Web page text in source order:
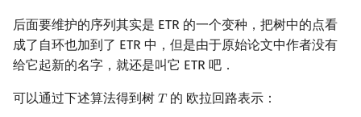
回文树
序列自动机
最小表示法
二次剩余
阶 & 原根
离散对数
概率论
博弈论
数值算法
维护树链信息
例题 「星际探索」
参考资料
欧拉图
哈密顿图
二分图
Kahan 求和
珂朵莉树/颜色段均摊
空间优化简介
后面要维护的序列其实是 ETR 的一个变种，把树中的点看
成了自环也加到了 ETR 中，但是由于原始论文中作者没有
给它起新的名字，就还是叫它 ETR 吧．
可以通过下述算法得到树 𝑇
T 的 欧拉回路表示：